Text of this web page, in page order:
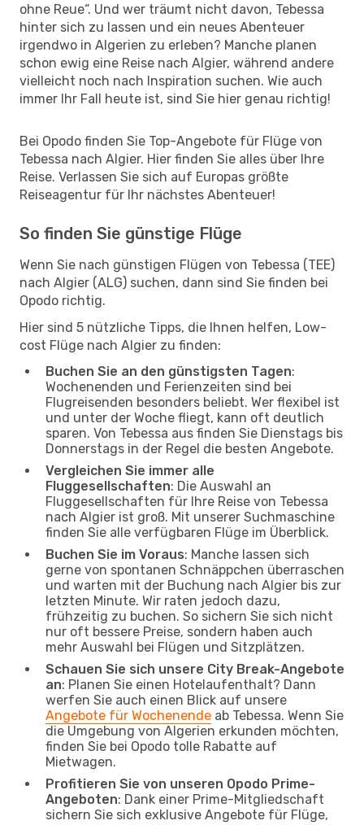
ohne Reue“. Und wer träumt nicht davon, Tebessa
hinter sich zu lassen und ein neues Abenteuer
irgendwo in Algerien zu erleben? Manche planen
schon ewig eine Reise nach Algier, während andere
vielleicht noch nach Inspiration suchen. Wie auch
immer Ihr Fall heute ist, sind Sie hier genau richtig!
Bei Opodo finden Sie Top-Angebote für Flüge von
Tebessa nach Algier. Hier finden Sie alles über Ihre
Reise. Verlassen Sie sich auf Europas größte
Reiseagentur für Ihr nächstes Abenteuer!
So finden Sie günstige Flüge
Wenn Sie nach günstigen Flügen von Tebessa (TEE)
nach Algier (ALG) suchen, dann sind Sie finden bei
Opodo richtig.
Hier sind 5 nützliche Tipps, die Ihnen helfen, Low-
cost Flüge nach Algier zu finden:
Buchen Sie an den günstigsten Tagen:
Wochenenden und Ferienzeiten sind bei
Flugreisenden besonders beliebt. Wer flexibel ist
und unter der Woche fliegt, kann oft deutlich
sparen. Von Tebessa aus finden Sie Dienstags bis
Donnerstags in der Regel die besten Angebote.
Vergleichen Sie immer alle
Fluggesellschaften: Die Auswahl an
Fluggesellschaften für Ihre Reise von Tebessa
nach Algier ist groß. Mit unserer Suchmaschine
finden Sie alle verfügbaren Flüge im Überblick.
Buchen Sie im Voraus: Manche lassen sich
gerne von spontanen Schnäppchen überraschen
und warten mit der Buchung nach Algier bis zur
letzten Minute. Wir raten jedoch dazu,
frühzeitig zu buchen. So sichern Sie sich nicht
nur oft bessere Preise, sondern haben auch
mehr Auswahl bei Flügen und Sitzplätzen.
Schauen Sie sich unsere City Break-Angebote
an: Planen Sie einen Hotelaufenthalt? Dann
werfen Sie auch einen Blick auf unsere
Angebote für Wochenende ab Tebessa. Wenn Sie
die Umgebung von Algerien erkunden möchten,
finden Sie bei Opodo tolle Rabatte auf
Mietwagen.
Profitieren Sie von unseren Opodo Prime-
Angeboten: Dank einer Prime-Mitgliedschaft
sichern Sie sich exklusive Angebote für Flüge,